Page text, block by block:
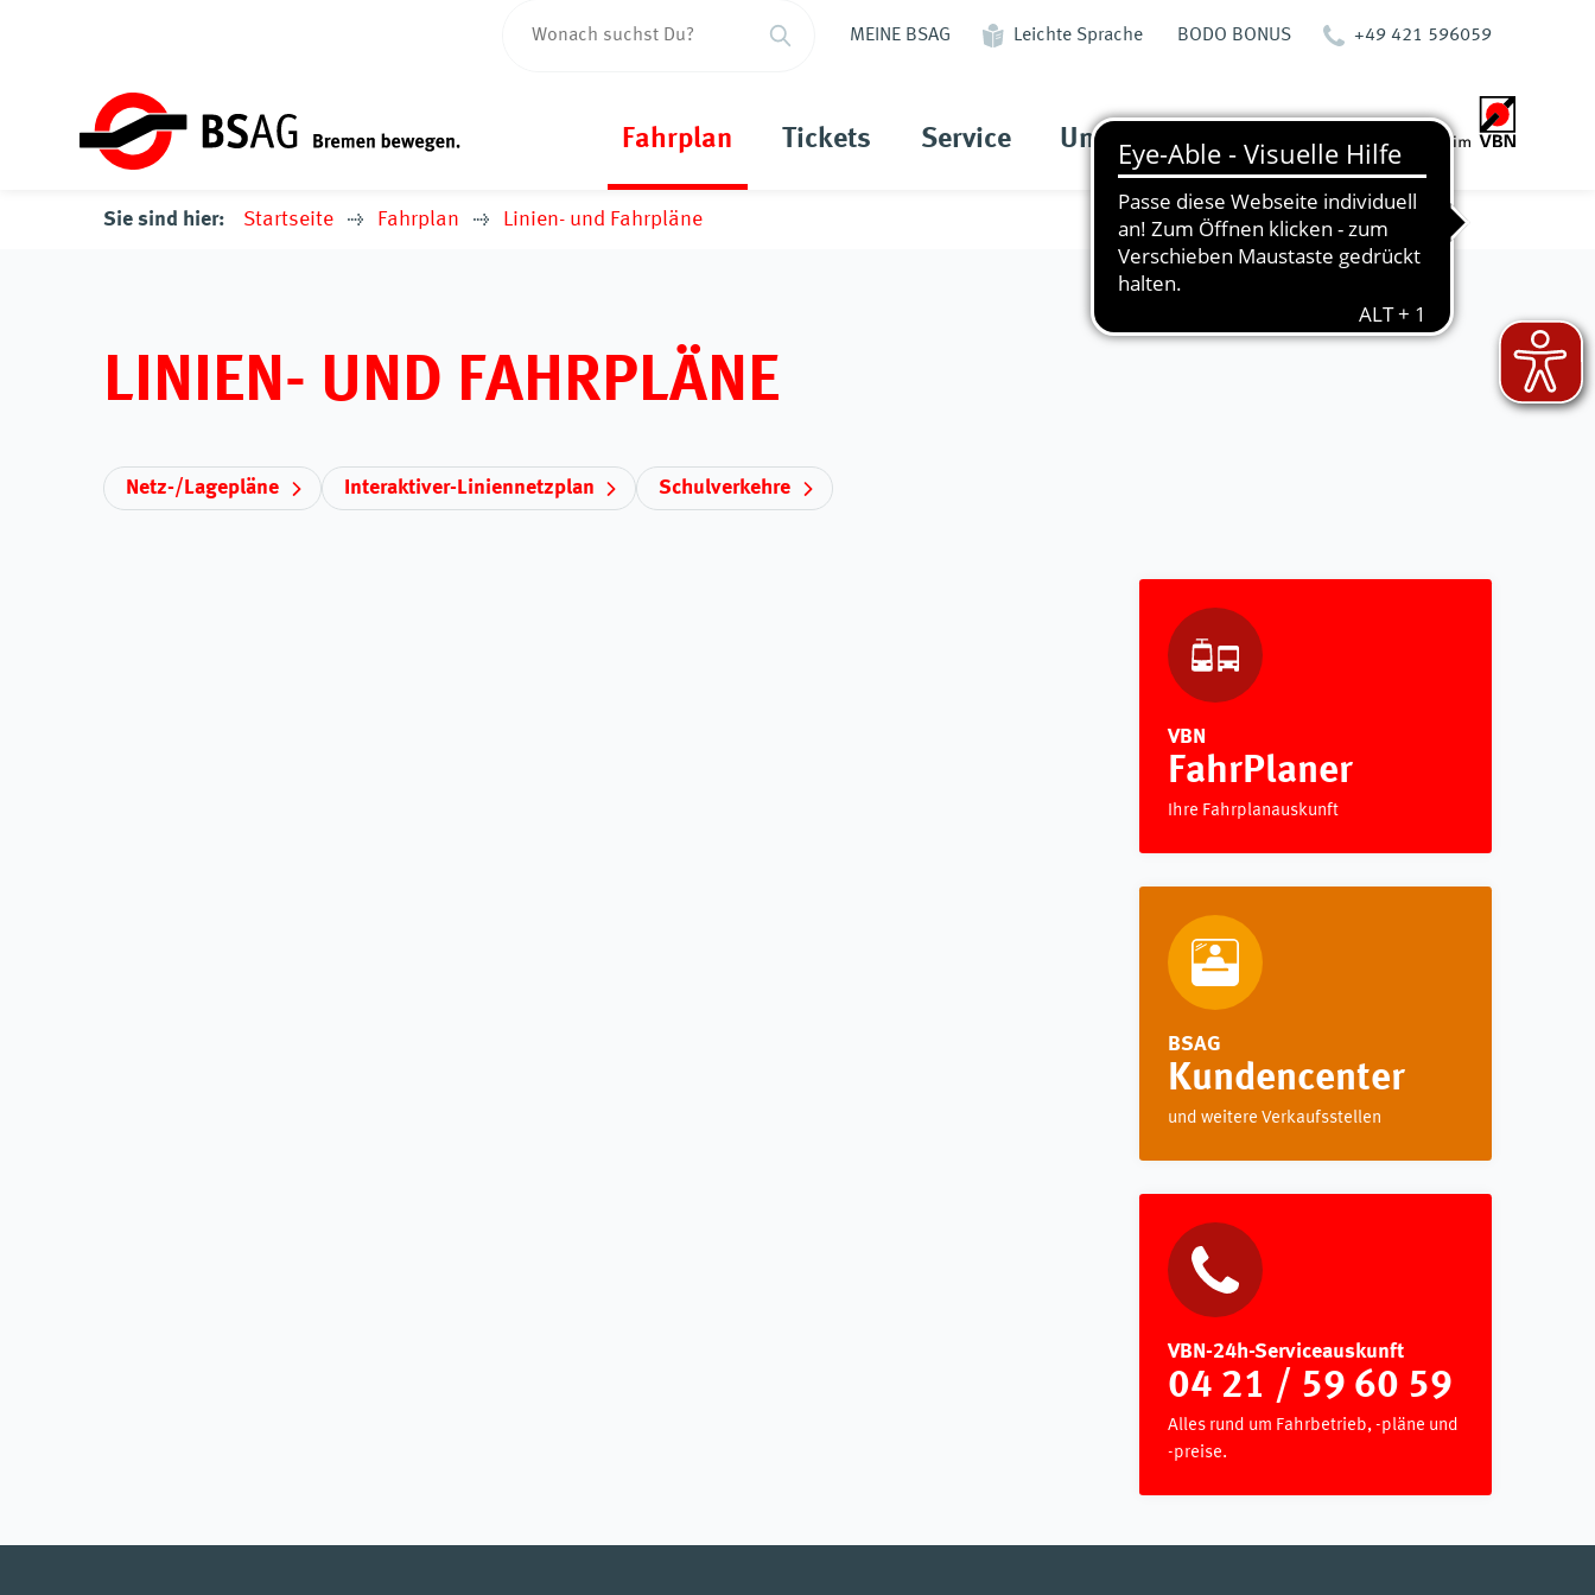
MEINE BSAG Leichte Sprache BODO BONUS +49 421 596059
Fahrplan Tickets Service Unternehmen
Sie sind hier: Startseite Fahrplan Linien- und Fahrpläne
LINIEN- UND FAHRPLÄNE
Netz-/Lagepläne Interaktiver-Liniennetzplan Schulverkehre
VBN
FahrPlaner
Ihre Fahrplanauskunft
BSAG
Kundencenter
und weitere Verkaufsstellen
VBN-24h-Serviceauskunft
04 21 / 59 60 59
Alles rund um Fahrbetrieb, -pläne und
-preise.